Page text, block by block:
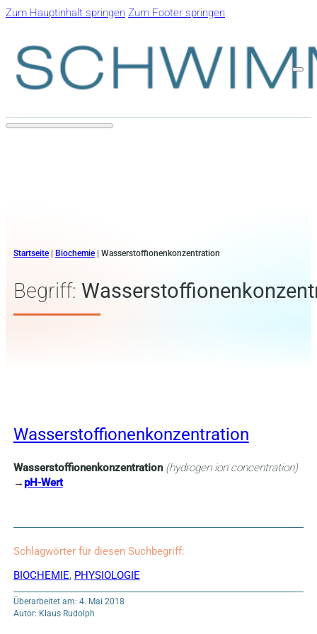
Zum Hauptinhalt springen Zum Footer springen
Startseite| Biochemie| Wasserstoffionenkonzentration
Begriff:
Wasserstoffionenkonzentration
Wasserstoffionenkonzentration (hydrogen ion concentration)
→ pH-Wert
Schlagwörter für diesen Suchbegriff:
BIOCHEMIE, PHYSIOLOGIE
Überarbeitet am: 4. Mai 2018
Autor: Klaus Rudolph